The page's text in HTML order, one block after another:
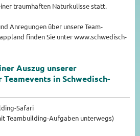
traumhaften Naturkulisse statt.
Anregungen über unsere Team-
finden Sie unter www.schwedisch-
Auszug unserer
in Schwedisch-
Safari
Teambuilding-Aufgaben unterwegs)